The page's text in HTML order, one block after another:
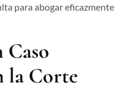
para abogar eficazmente
Caso
la Corte